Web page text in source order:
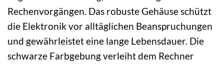
Rechenvorgängen. Das robuste Gehäuse schützt
die Elektronik vor alltäglichen Beanspruchungen
und gewährleistet eine lange Lebensdauer. Die
schwarze Farbgebung verleiht dem Rechner